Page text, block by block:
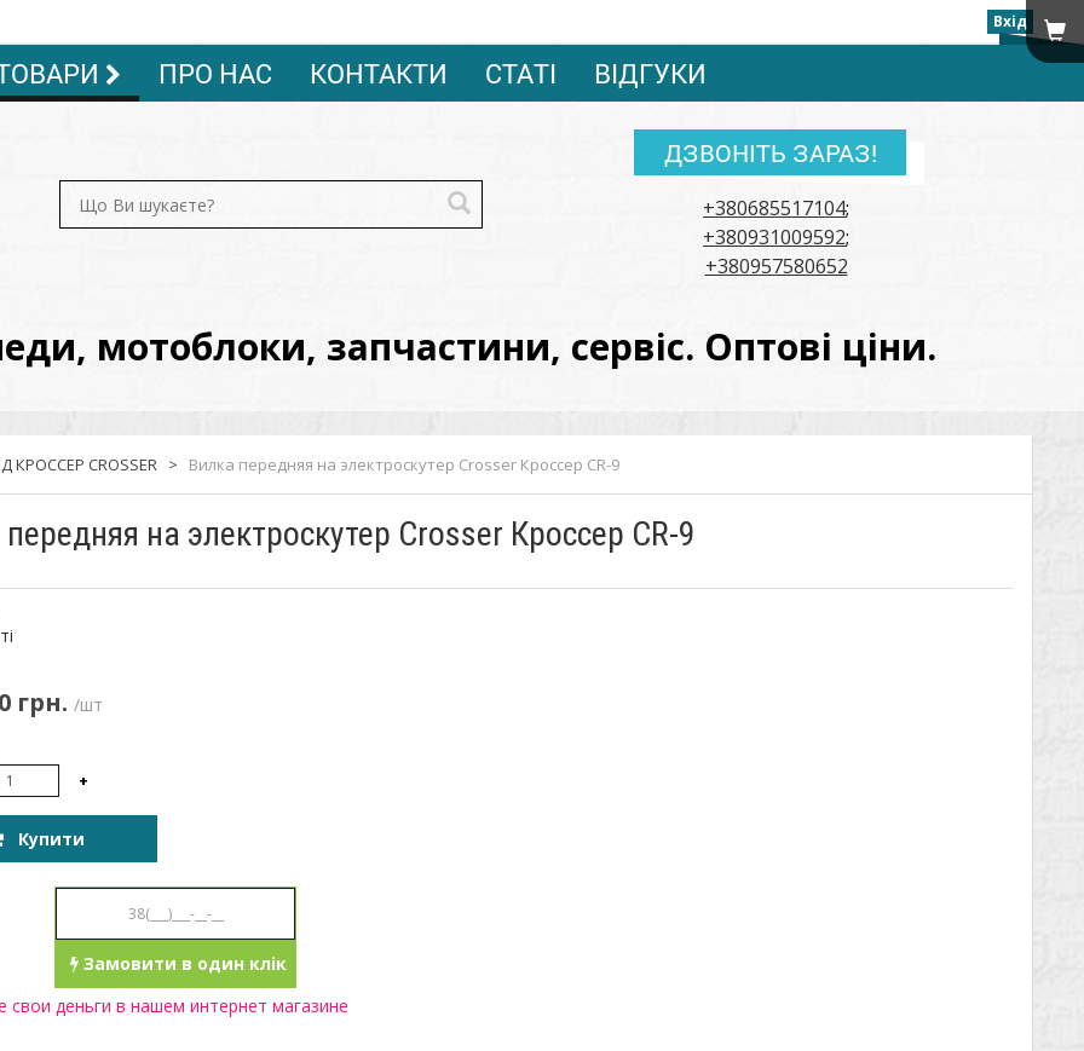
Вхід
ПРО НАС КОНТАКТИ СТАТІ ВІДГУКИ
ДЗВОНІТЬ ЗАРАЗ!
+380685517104;
+380931009592;
+380957580652
мотоблоки, запчастини, сервіс. Оптові ціни.
CROSSER > Вилка передняя на электроскутер Crosser Кроссер CR-9
на электроскутер Crosser Кроссер CR-9
грн. /шт
+
Купити
Замовити в один клік
свои деньги в нашем интернет магазине